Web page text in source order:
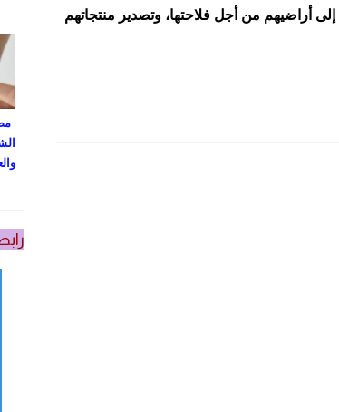
أراضيهم من أجل فلاحتها، وتصدير منتجاتهم